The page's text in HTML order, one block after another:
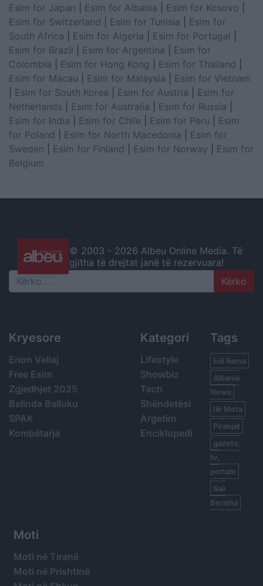
Esim for Japan
Esim for Albania Esim for Kosovo
Esim for Switzerland
Esim for Tunisia
Esim for
South Africa
Esim for Algeria Esim for Portugal
Esim for Brazil
Esim for Argentina
Esim for
Colombia
Esim for Hong Kong Esim for Thailand
Esim for Macau
Esim for Malaysia
Esim for Vietnam
Esim for South Korea Esim for Austria
Esim for
Netherlands
Esim for Australia Esim for Russia
Esim for India
Esim for Chile Esim for Peru
Esim
for Poland
Esim for North Macedonia
Esim for
Sweden
Esim for Finland Esim for Norway
Esim for
Belgium
© 2003 - 2026 Albeu Online Media. Të
gjitha të drejtat janë të rezervuara!
Search
Kryesore
Erion Veliaj
Free Esim
Zgjedhjet 2025
Belinda Balluku
SPAK
Kombëtarja
Kategori
Lifestyle
Showbiz
Tech
Shëndetësi
Argetim
Enciklopedi
Tags
Edi Rama
Albania
News
Ilir Meta
Piranjat
gazeta,
tv,
portale
Sali
Berisha
Moti
Moti në Tiranë
Moti në Prishtinë